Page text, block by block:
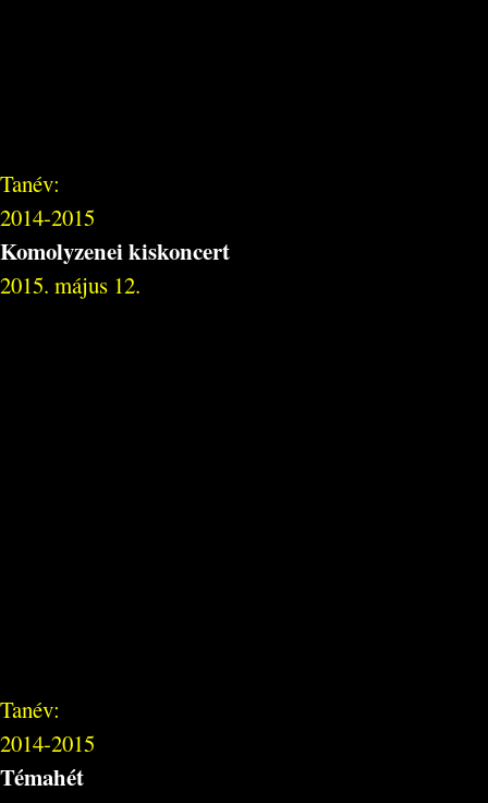
Tanév:
2014-2015
Komolyzenei kiskoncert
2015. május 12.
Tanév:
2014-2015
Témahét